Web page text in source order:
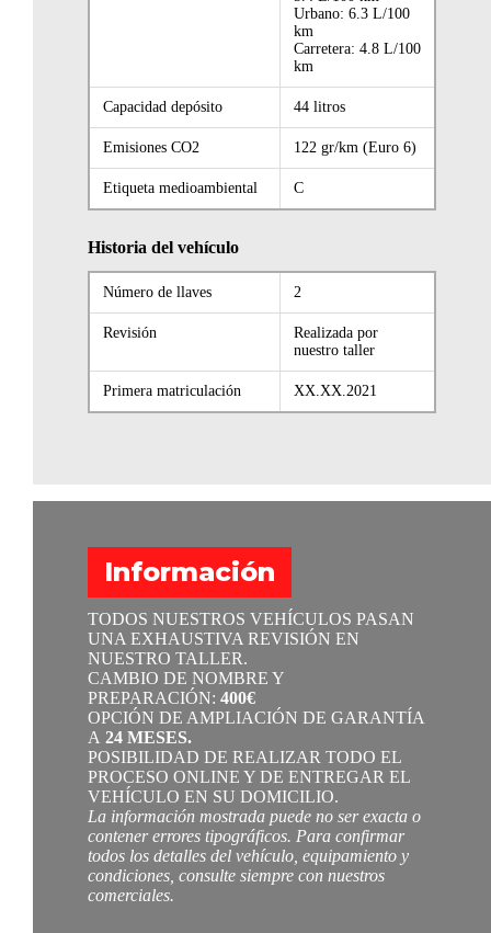
Información
TODOS NUESTROS VEHÍCULOS PASAN
UNA EXHAUSTIVA REVISIÓN EN
NUESTRO TALLER.
CAMBIO DE NOMBRE Y
PREPARACIÓN: 400€
OPCIÓN DE AMPLIACIÓN DE GARANTÍA
A 24 MESES.
POSIBILIDAD DE REALIZAR TODO EL
PROCESO ONLINE Y DE ENTREGAR EL
VEHÍCULO EN SU DOMICILIO.
La información mostrada puede no ser exacta o
contener errores tipográficos. Para confirmar
todos los detalles del vehículo, equipamiento y
condiciones, consulte siempre con nuestros
comerciales.
Urbano: 6.3 L/100
km
Carretera: 4.8 L/100
km
Capacidad depósito 44 litros
Emisiones CO2 122 gr/km (Euro 6)
Etiqueta medioambiental C
Historia del vehículo
Número de llaves 2
Revisión
Realizada por
nuestro taller
Primera matriculación XX.XX.2021